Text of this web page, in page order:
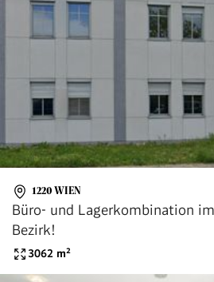
1220 WIEN
Büro- und Lagerkombination
Bezirk!
3062 m²